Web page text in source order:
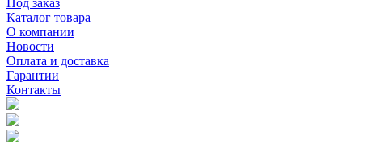
Каталог товара
О компании
Новости
Оплата и доставка
Гарантии
Контакты